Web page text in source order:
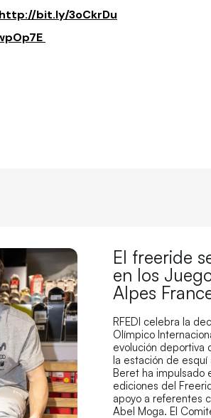
http://bit.ly/3oCkrDu
El freeride
en los
Alpes
RFEDI celebra la
Olímpico
evolución deportiva
la estación de esquí
Beret ha impulsado
ediciones del
apoyo a referentes
Abel Moga. El